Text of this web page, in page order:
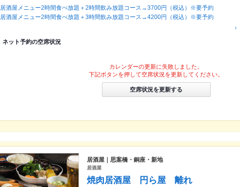
居酒屋メニュー2時間食べ放題＋2時間飲み放題コース→3700円（税込）※要予約
居酒屋メニュー2時間食べ放題＋3時間飲み放題コース→4200円（税込）※要予約
ネット予約の空席状況
カレンダーの更新に失敗しました。
下記ボタンを押して空席状況を更新してください。
空席状況を更新する
居酒屋｜思案橋・銅座・新地
居酒屋
焼肉居酒屋 円ら屋 離れ